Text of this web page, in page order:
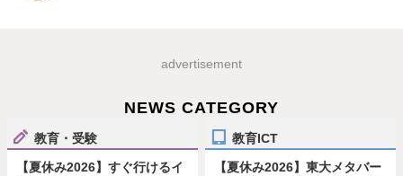
advertisement
NEWS CATEGORY
教育・受験
【夏休み2026】すぐ行けるイ
教育ICT
【夏休み2026】東大メタバー